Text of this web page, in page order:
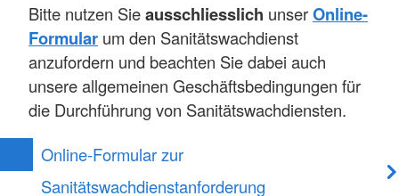
Bitte nutzen Sieausschliesslich unserOnline-
Formular um den Sanitätswachdienst
anzufordern und beachten Sie dabei auch
unsere allgemeinen Geschäftsbedingungen für
die Durchführung von Sanitätswachdiensten.
Online-Formular zur
Sanitätswachdienstanforderung